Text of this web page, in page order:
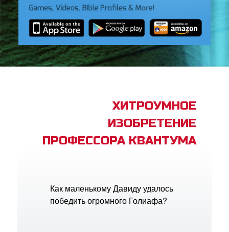
Bible App
ХИТРОУМНОЕ
ИЗОБРЕТЕНИЕ
ПРОФЕССОРА КВАНТУМА
Как маленькому Давиду удалось
победить огромного Голиафа?